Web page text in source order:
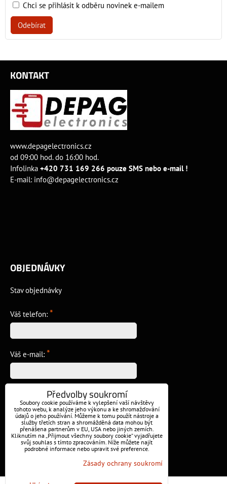
Chci se přihlásit k odběru novinek e-mailem
Odebírat
KONTAKT
www.depagelectronics.cz
od 09:00 hod. do 16:00 hod.
Infolinka +420 731 169 266 pouze SMS nebo e-mail !
E-mail: info@depagelectronics.cz
OBJEDNÁVKY
Stav objednávky
Váš telefon: *
Váš e-mail: *
Předvolby soukromí
Soubory cookie používáme k vylepšení vaší návštěvy
tohoto webu, k analýze jeho výkonu a ke shromažďování
údajů o jeho používání. Můžeme k tomu použít nástroje a
služby třetích stran a shromážděná data mohou být
přenášena partnerům v EU, USA nebo jiných zemích.
Kliknutím na „Přijmout všechny soubory cookie“ vyjadřujete
svůj souhlas s tímto zpracováním. Níže můžete najít
podrobné informace nebo upravit své preference.
Zásady ochrany soukromí